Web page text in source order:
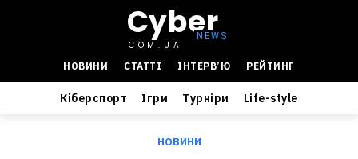
Cyber
COM.UA
НОВИНИ
СТАТТІ ІНТЕРВ’Ю РЕЙТИНГ
Кіберспорт Ігри Турніри Life-style
НОВИНИ